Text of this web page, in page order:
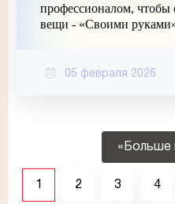
профессионалом, чтобы
вещи - «Своими
05 февраля 2026
«Больше
1 2 3 4